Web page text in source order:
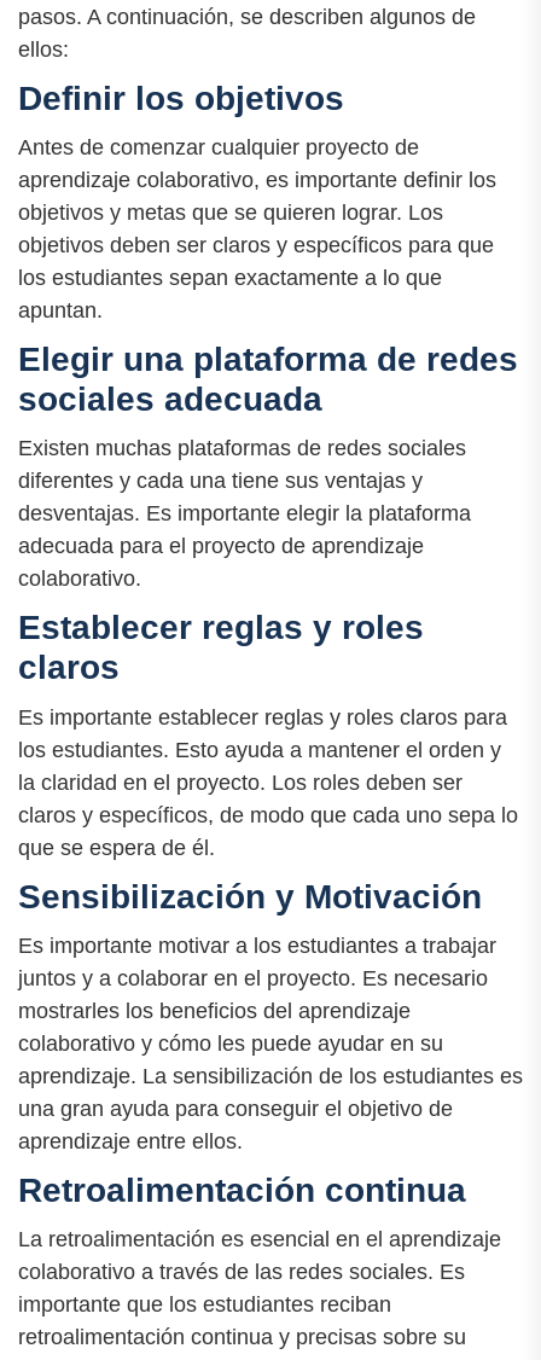
pasos. A continuación, se describen algunos de
ellos:
Definir los objetivos
Antes de comenzar cualquier proyecto de
aprendizaje colaborativo, es importante definir los
objetivos y metas que se quieren lograr. Los
objetivos deben ser claros y específicos para que
los estudiantes sepan exactamente a lo que
apuntan.
Elegir una plataforma de redes
sociales adecuada
Existen muchas plataformas de redes sociales
diferentes y cada una tiene sus ventajas y
desventajas. Es importante elegir la plataforma
adecuada para el proyecto de aprendizaje
colaborativo.
Establecer reglas y roles
claros
Es importante establecer reglas y roles claros para
los estudiantes. Esto ayuda a mantener el orden y
la claridad en el proyecto. Los roles deben ser
claros y específicos, de modo que cada uno sepa lo
que se espera de él.
Sensibilización y Motivación
Es importante motivar a los estudiantes a trabajar
juntos y a colaborar en el proyecto. Es necesario
mostrarles los beneficios del aprendizaje
colaborativo y cómo les puede ayudar en su
aprendizaje. La sensibilización de los estudiantes es
una gran ayuda para conseguir el objetivo de
aprendizaje entre ellos.
Retroalimentación continua
La retroalimentación es esencial en el aprendizaje
colaborativo a través de las redes sociales. Es
importante que los estudiantes reciban
retroalimentación continua y precisas sobre su